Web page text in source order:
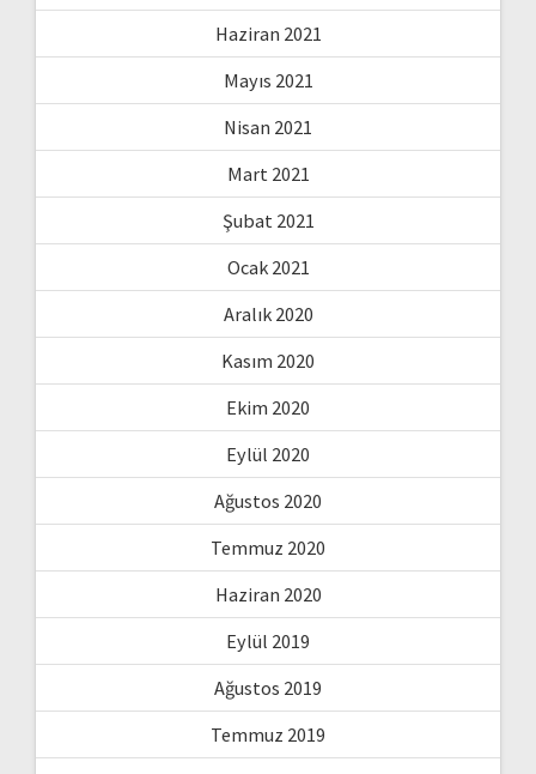
Haziran 2021
Mayıs 2021
Nisan 2021
Mart 2021
Şubat 2021
Ocak 2021
Aralık 2020
Kasım 2020
Ekim 2020
Eylül 2020
Ağustos 2020
Temmuz 2020
Haziran 2020
Eylül 2019
Ağustos 2019
Temmuz 2019